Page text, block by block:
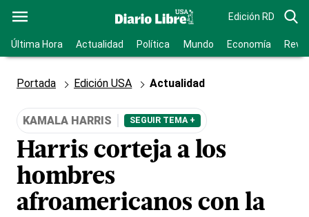
Edición RD
Última Hora Actualidad Política Mundo Economía
Portada Edición USA Actualidad
KAMALA HARRIS SEGUIR TEMA +
Harris corteja a los
hombres
afroamericanos con la